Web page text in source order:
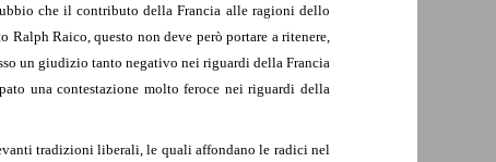
che il contributo della Francia alle ragioni dello
Raico, questo non deve però portare a ritenere,
un giudizio tanto negativo nei riguardi della Francia
una contestazione molto feroce nei riguardi della
tradizioni liberali, le quali affondano le radici nel